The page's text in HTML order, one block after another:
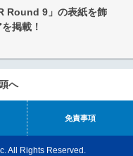
Round 9」の表紙を飾
掲載！
へ
免責事項
All Rights Reserved.